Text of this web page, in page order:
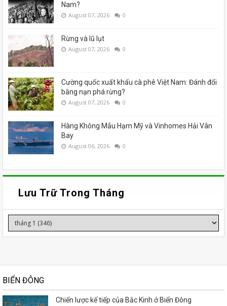
Nam?
August 07, 2026 0
Rừng và lũ lụt
August 07, 2026 0
Cường quốc xuất khẩu cà phê Việt Nam: Đánh đổi
bằng nạn phá rừng?
August 07, 2026 0
Hàng Không Mẫu Hạm Mỹ và Vinhomes Hải Vân
Bay
August 06, 2026 0
Lưu Trữ Trong Tháng
BIỂN ĐÔNG
Chiến lược kế tiếp của Bắc Kinh ở Biển Đông